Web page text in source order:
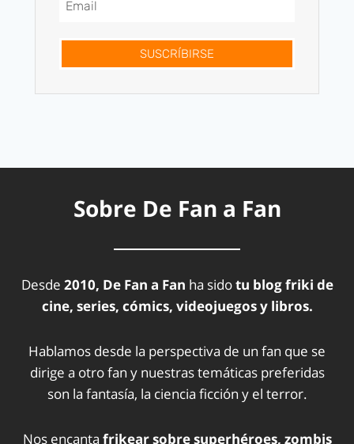
SUSCRÍBIRSE
Sobre De Fan a Fan
Desde 2010, De Fan a Fan ha sidotu blog friki de
cine, series, cómics, videojuegos y libros.
Hablamos desde la perspectiva de un fan que se
dirige a otro fan y nuestras temáticas preferidas
son la fantasía, la ciencia ficción y el terror.
Nos encanta frikear sobre superhéroes, zombis